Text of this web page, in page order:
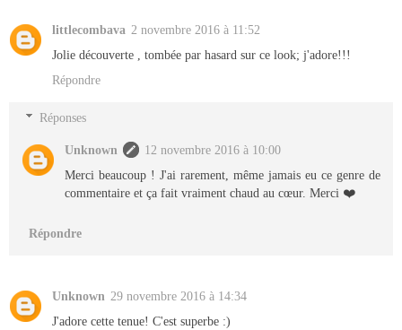
littlecombava 2 novembre 2016 à 11:52
Jolie découverte , tombée par hasard sur ce look; j'adore!!!
Répondre
Réponses
Unknown
12 novembre 2016 à 10:00
Merci beaucoup ! J'ai rarement, même jamais eu ce genre de
commentaire et ça fait vraiment chaud au cœur. Merci ❤️
Répondre
Unknown 29 novembre 2016 à 14:34
J'adore cette tenue! C'est superbe :)